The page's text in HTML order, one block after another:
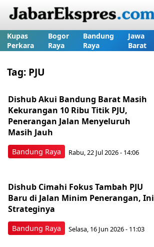
Kupas
Perkara
Bogor
Raya
Bandung
Raya
Jawa
Barat
Tag: PJU
Bandung Raya
Dishub Akui Bandung Barat Masih
Kekurangan 10 Ribu Titik PJU,
Penerangan Jalan Menyeluruh
Masih Jauh
Rabu, 22 Jul 2026 - 14:06
Bandung Raya
Dishub Cimahi Fokus Tambah PJU
Baru di Jalan Minim Penerangan, Ini
Strateginya
Selasa, 16 Jun 2026 - 11:03